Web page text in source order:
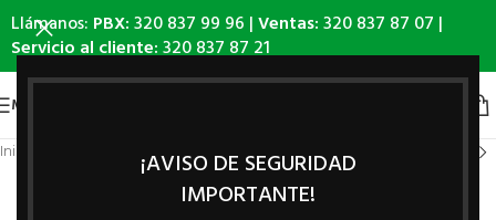
¡AVISO DE SEGURIDAD
IMPORTANTE!
Llámanos: PBX:320 837 99 96 |Ventas:320 837 87 07 |
Servicio al cliente:320 837 87 21
MENÚ
Inicio /Comederos